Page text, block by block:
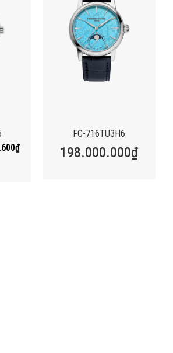
₫
FC-716TU3H6
198.000.000₫